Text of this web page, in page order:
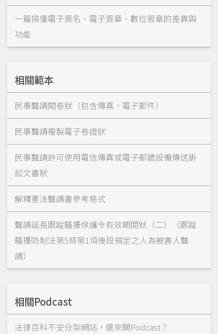
一篇搞懂電子簽名、電子簽章、數位簽章的差異與
功能
相關範本
民事聲請閱卷狀（包含傳真、電子郵件）
民事聲請複製電子卷證狀
民事聲請許可使用電信傳真或電子郵遞設備傳送訴
訟文書狀
解釋憲法聲請書參考格式
聲請延長跟蹤騷擾保護令有效期間狀（二）（跟蹤
騷擾防制法第5條第1項後段規定之人為被害人聲
請）
相關Podcast
法律百科不安分架網站，還來開Podcast？